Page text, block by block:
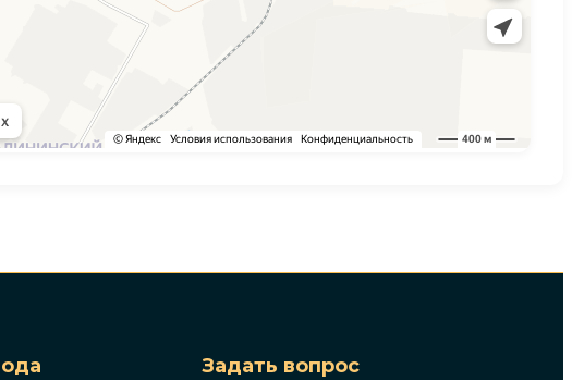
Задать вопрос